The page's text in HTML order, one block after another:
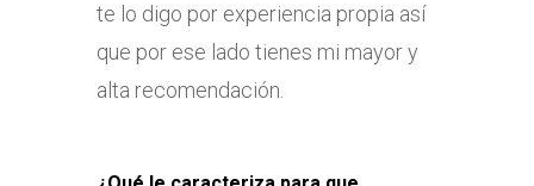
te lo digo por experiencia propia así
que por ese lado tienes mi mayor y
alta recomendación.